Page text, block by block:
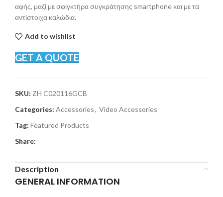
αφής, μαζί με σφιγκτήρα συγκράτησης smartphone και με τα
αντίστοιχα καλώδια.
Add to wishlist
GET A QUOTE
SKU: ZH C020116GCB
Categories: Accessories, Video Accessories
Tag: Featured Products
Share:
Description
GENERAL INFORMATION